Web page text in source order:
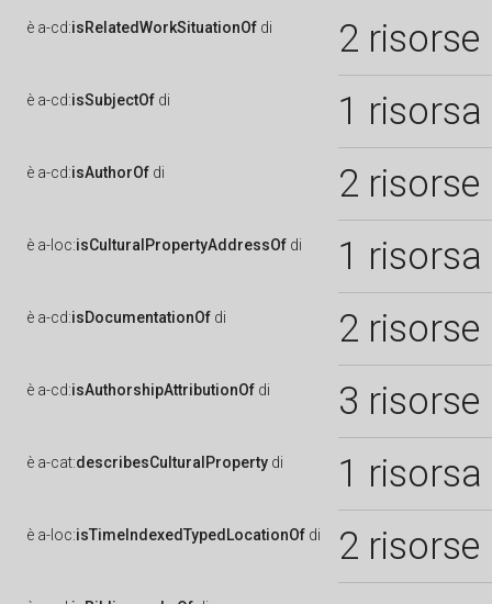
è a-cd:isRelatedWorkSituationOf di 2 risorse
è a-cd:isSubjectOf di 1 risorsa
è a-cd:isAuthorOf di 2 risorse
è a-loc:isCulturalPropertyAddressOf di 1 risorsa
è a-cd:isDocumentationOf di 2 risorse
è a-cd:isAuthorshipAttributionOf di 3 risorse
è a-cat:describesCulturalProperty di 1 risorsa
è a-loc:isTimeIndexedTypedLocationOf di 2 risorse